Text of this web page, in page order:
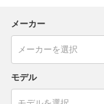
メーカー
モデル